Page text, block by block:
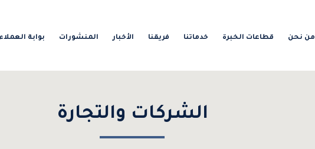
من نحن قطاعات الخبرة خدماتنا فريقنا الأخبار المنشورات بوابة العملاء
الشركات والتجارة